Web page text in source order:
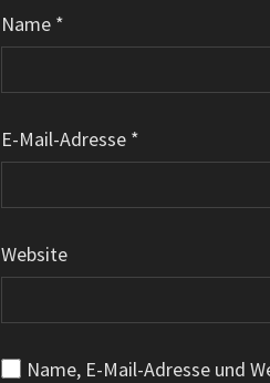
Name *
E-Mail-Adresse *
Website
Name, E-Mail-Adresse und